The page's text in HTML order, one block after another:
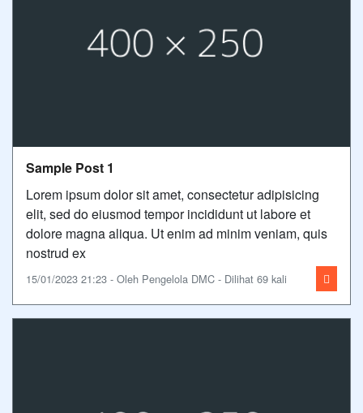
Sample Post 1
Lorem ipsum dolor sit amet, consectetur adipisicing
elit, sed do eiusmod tempor incididunt ut labore et
dolore magna aliqua. Ut enim ad minim veniam, quis
nostrud ex
15/01/2023 21:23 - Oleh Pengelola DMC - Dilihat 69 kali